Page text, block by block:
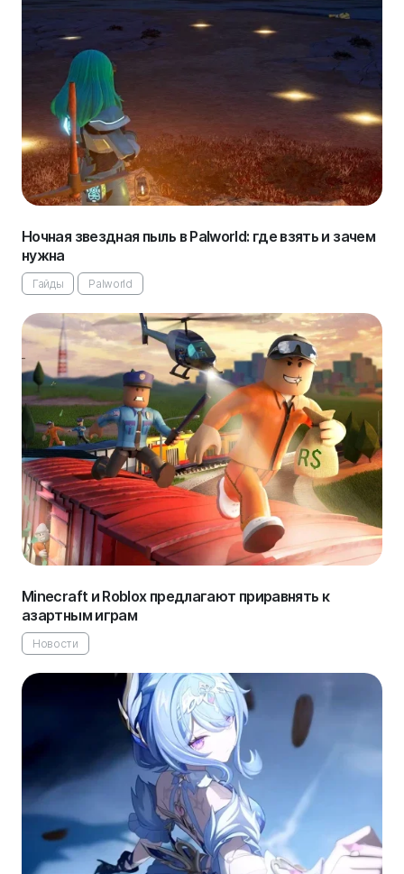
Ночная звездная пыль в Palworld: где взять и зачем
нужна
Гайды Palworld
Minecraft и Roblox предлагают приравнять к
азартным играм
Новости